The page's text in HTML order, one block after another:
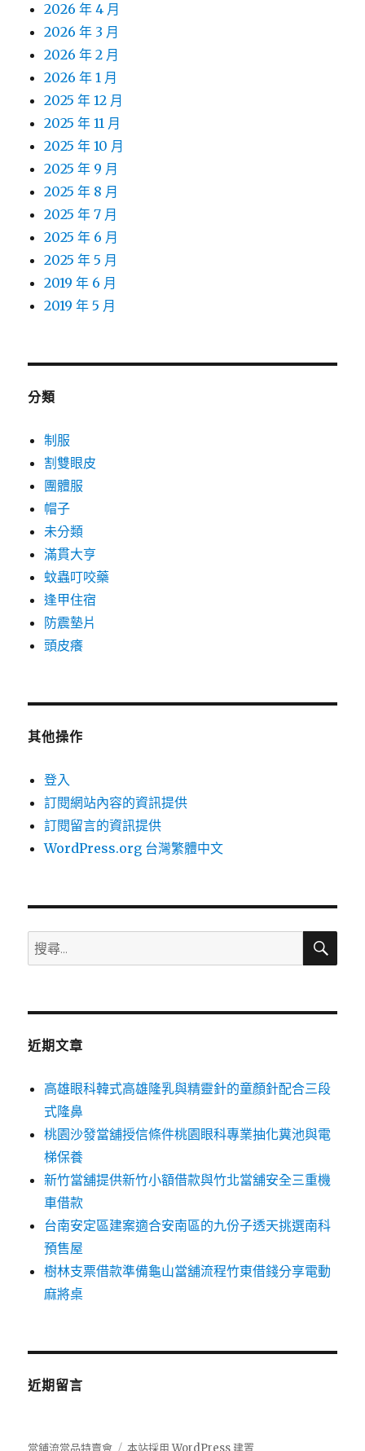
2026 年 4 月
2026 年 3 月
2026 年 2 月
2026 年 1 月
2025 年 12 月
2025 年 11 月
2025 年 10 月
2025 年 9 月
2025 年 8 月
2025 年 7 月
2025 年 6 月
2025 年 5 月
2019 年 6 月
2019 年 5 月
分類
制服
割雙眼皮
團體服
帽子
未分類
滿貫大亨
蚊蟲叮咬藥
逢甲住宿
防震墊片
頭皮癢
其他操作
登入
訂閱網站內容的資訊提供
訂閱留言的資訊提供
WordPress.org 台灣繁體中文
搜
尋
鍵
搜
近期文章
高雄眼科韓式高雄隆乳與精靈針的童顏針配合三段
式隆鼻
桃園沙發當舖授信條件桃園眼科專業抽化糞池與電
梯保養
新竹當舖提供新竹小額借款與竹北當舖安全三重機
車借款
台南安定區建案適合安南區的九份子透天挑選南科
預售屋
樹林支票借款準備龜山當舖流程竹東借錢分享電動
麻將桌
近期留言
當鋪流當品特賣會 本站採用 WordPress 建置